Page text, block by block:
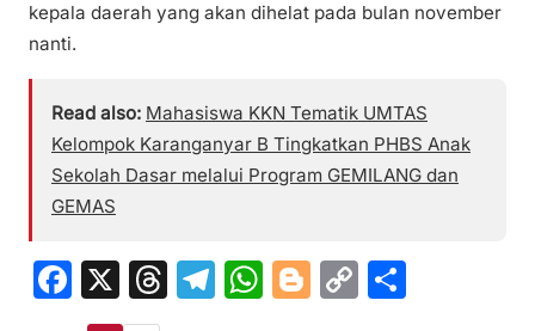
kepala daerah yang akan dihelat pada bulan november
nanti.
Read also: Mahasiswa KKN Tematik UMTAS
Kelompok Karanganyar B Tingkatkan PHBS Anak
Sekolah Dasar melalui Program GEMILANG dan
GEMAS
F
a
X
T
T
W Bl C